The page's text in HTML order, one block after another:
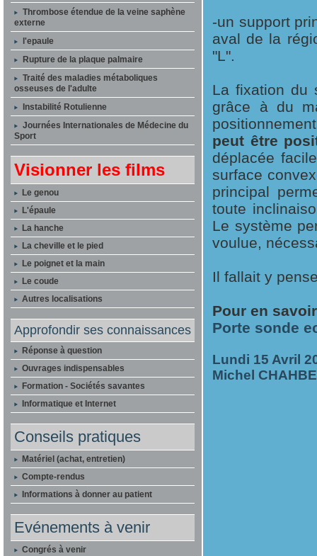
Thrombose étendue de la veine saphène
externe
l'epaule
Rupture de la plaque palmaire
Traité des maladies métaboliques
osseuses de l'adulte
Instabilité Rotulienne
Journées Internationales de Médecine du
Sport
Visionner les films
Le genou
L'épaule
La hanche
La cheville et le pied
Le poignet et la main
Le coude
Autres localisations
Approfondir ses connaissances
Réponse à question
Ouvrages indispensables
Formation - Sociétés savantes
Informatique et Internet
Conseils pratiques
Matériel (achat, entretien)
Compte-rendus
Informations à donner au patient
Evénements à venir
Congrés à venir
-un support
aval de la
"L".
La fixation du
grâce à du
peut être
déplacée
surface
principal
toute
Le système
voulue,
Il fallait y
Pour en
Porte sonde
Lundi 15 Avril
Michel